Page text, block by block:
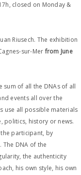
closed on Monday &
Riusech. The exhibition
sur-Merfrom June
of all the DNAs of all
events all over the
use all possible materials
politics, history or news.
participant, by
DNA of the
the authenticity
his own style, his own